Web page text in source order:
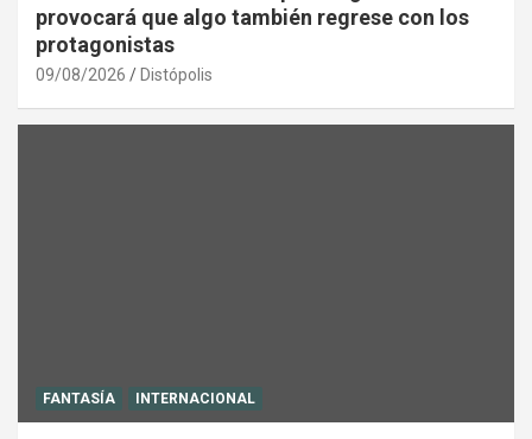
provocará que algo también regrese con los
protagonistas
09/08/2026 Distópolis
FANTASÍA INTERNACIONAL